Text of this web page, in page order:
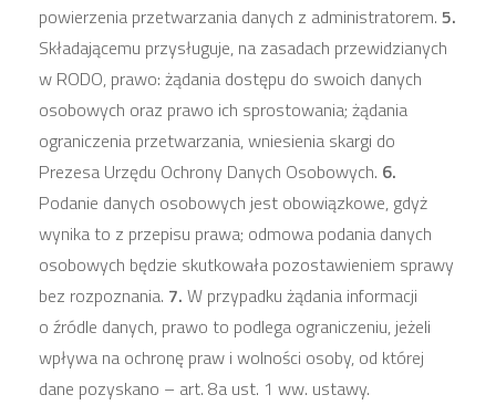
powierzenia przetwarzania danych z administratorem. 5.
Składającemu przysługuje, na zasadach przewidzianych
w RODO, prawo: żądania dostępu do swoich danych
osobowych oraz prawo ich sprostowania; żądania
ograniczenia przetwarzania, wniesienia skargi do
Prezesa Urzędu Ochrony Danych Osobowych. 6.
Podanie danych osobowych jest obowiązkowe, gdyż
wynika to z przepisu prawa; odmowa podania danych
osobowych będzie skutkowała pozostawieniem sprawy
bez rozpoznania. 7. W przypadku żądania informacji
o źródle danych, prawo to podlega ograniczeniu, jeżeli
wpływa na ochronę praw i wolności osoby, od której
dane pozyskano – art. 8a ust. 1 ww. ustawy.